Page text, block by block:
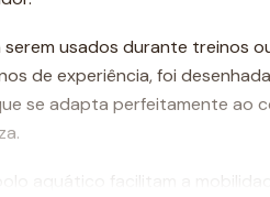
usados durante treinos
de experiência, foi
se adapta perfeitamente ao
aquático facilitam a